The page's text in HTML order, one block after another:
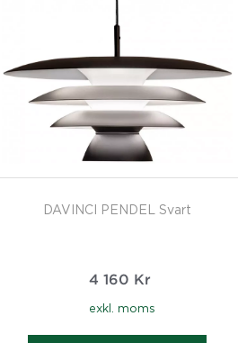
DAVINCI PENDEL Svart
4 160 Kr
exkl. moms